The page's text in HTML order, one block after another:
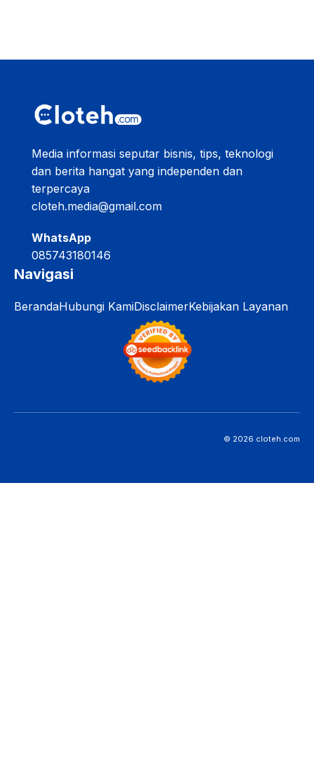
Media informasi seputar bisnis, tips, teknologi
dan berita hangat yang independen dan
terpercaya
cloteh.media@gmail.com
WhatsApp
085743180146
Navigasi
BerandaHubungi KamiDisclaimerKebijakan Layanan
© 2026 cloteh.com